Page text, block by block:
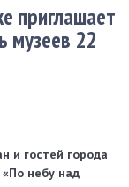
приглашает
музеев 22
и гостей города
небу над